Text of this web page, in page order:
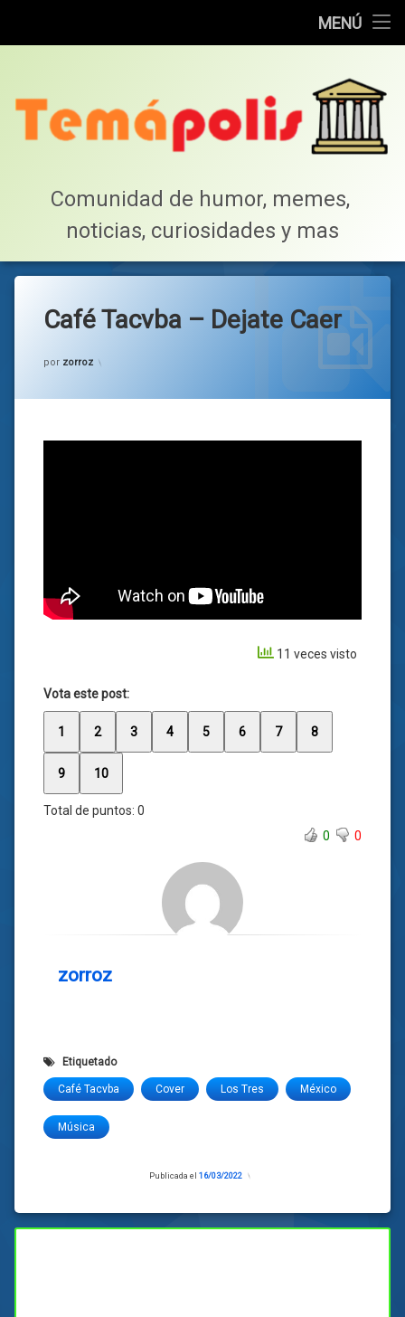
MENÚ
Lista de Megapost
Tabla de puntos
Comunidad de humor, memes,
noticias, curiosidades y mas
Café Tacvba – Dejate Caer
por zorroz
11 veces visto
Vota este post:
1 2 3 4 5 6 7 8
9 10
Total de puntos: 0
0
0
zorroz
Etiquetado
Café Tacvba Cover Los Tres México
Música
Publicada el 16/03/2022